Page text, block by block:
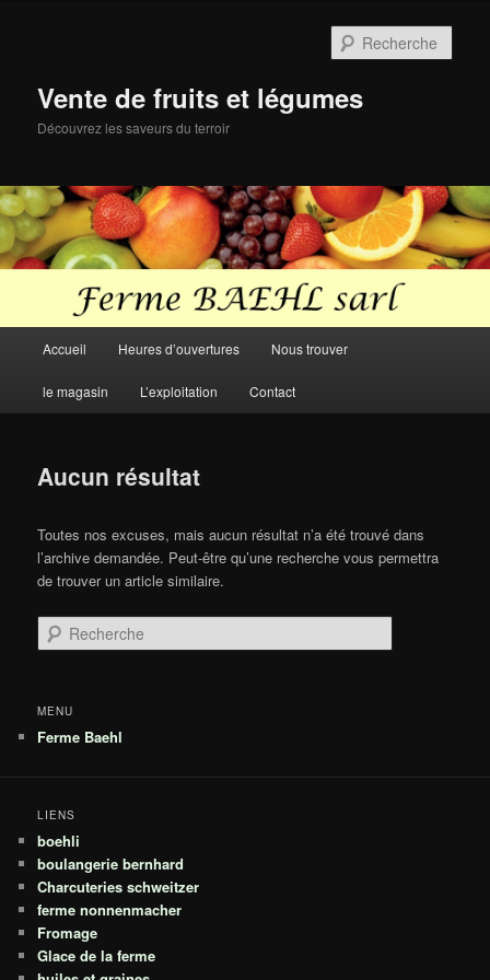
Vente de fruits et légumes
Découvrez les saveurs du terroir
principal
Accueil Heures d’ouvertures Nous trouver
le magasin L’exploitation Contact
Aucun résultat
Toutes nos excuses, mais aucun résultat n’a été trouvé dans
l’archive demandée. Peut-être qu’une recherche vous permettra
de trouver un article similaire.
Recherche
MENU
Ferme Baehl
LIENS
boehli
boulangerie bernhard
Charcuteries schweitzer
ferme nonnenmacher
Fromage
Glace de la ferme